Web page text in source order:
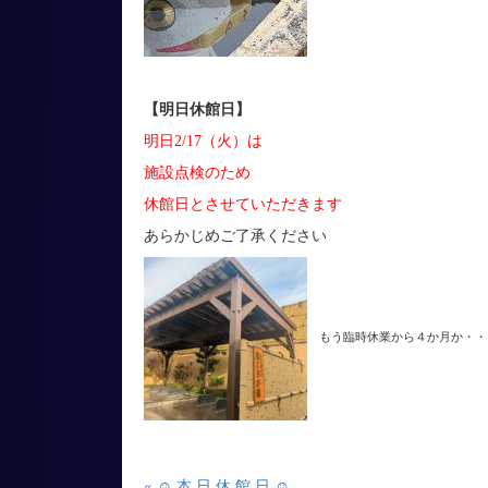
【明日休館日】
明日2/17（火）は
施設点検のため
休館日とさせていただきます
あらかじめご了承ください
もう臨時休業から４か月か・・